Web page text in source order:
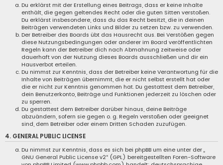
Du erklärst mit der Erstellung eines Beitrags, dass er keine Inhalte
enthält, die gegen geltendes Recht oder die guten Sitten verstoßen.
Du erklärst insbesondere, dass du das Recht besitzt, die in deinen
Beiträgen verwendeten Links und Bilder zu setzen bzw. zu verwenden.
Der Betreiber des Boards übt das Hausrecht aus. Bei Verstößen gegen
diese Nutzungsbedingungen oder anderer im Board veröffentlichten
Regeln kann der Betreiber dich nach Abmahnung zeitweise oder
dauerhaft von der Nutzung dieses Boards ausschließen und dir ein
Hausverbot erteilen.
Du nimmst zur Kenntnis, dass der Betreiber keine Verantwortung für die
Inhalte von Beiträgen übernimmt, die er nicht selbst erstellt hat oder
die er nicht zur Kenntnis genommen hat. Du gestattest dem Betreiber,
dein Benutzerkonto, Beiträge und Funktionen jederzeit zu löschen oder
zu sperren.
Du gestattest dem Betreiber darüber hinaus, deine Beiträge
abzuändern, sofern sie gegen o. g. Regeln verstoßen oder geeignet
sind, dem Betreiber oder einem Dritten Schaden zuzufügen.
4. GENERAL PUBLIC LICENSE
Du nimmst zur Kenntnis, dass es sich bei phpBB um eine unter der „
GNU General Public License v2“ (GPL) bereitgestellten Foren-Software